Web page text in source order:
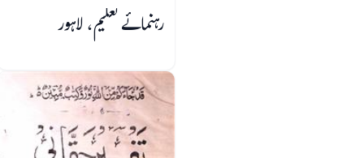
رہنمائے تعلیم، لاہور